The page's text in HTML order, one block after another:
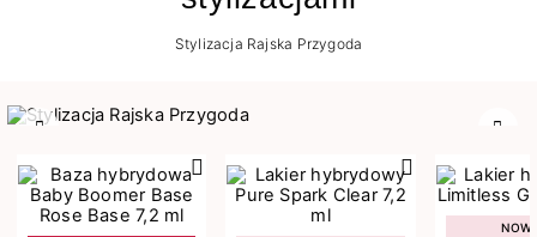
Stylizacja Rajska Przygoda